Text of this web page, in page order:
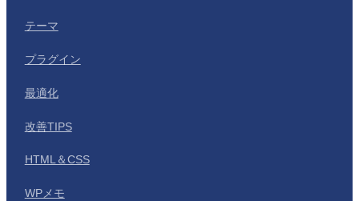
テーマ
プラグイン
最適化
改善TIPS
HTML＆CSS
WPメモ